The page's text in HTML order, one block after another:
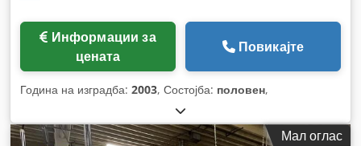
цената
Повикајте
Година на изградба: 2003, Состојба: половен,
Мал оглас